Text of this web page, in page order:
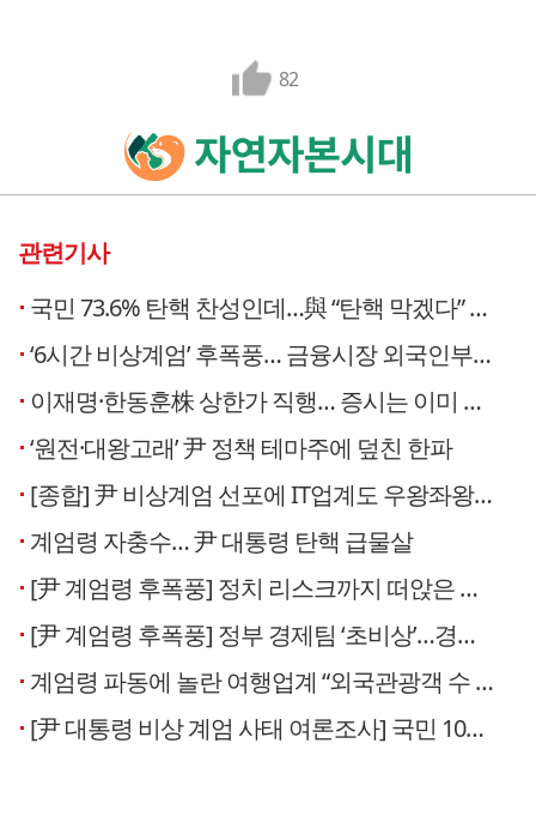
82
관련기사
국민 73.6% 탄핵 찬성인데…與 “탄핵 막겠다” vs 野 “반드시 할 것”
‘6시간 비상계엄’ 후폭풍… 금융시장 외국인부터 이탈
이재명·한동훈株 상한가 직행… 증시는 이미 탄핵정국
‘원전·대왕고래’ 尹 정책 테마주에 덮친 한파
[종합] 尹 비상계엄 선포에 IT업계도 우왕좌왕…온라인 접속 마비에 재택근무도
계엄령 자충수… 尹 대통령 탄핵 급물살
[尹 계엄령 후폭풍] 정치 리스크까지 떠앉은 환율…“1450원 도달 가능성”
[尹 계엄령 후폭풍] 정부 경제팀 ‘초비상’…경제살리기 현안도 ‘올 스톱’
계엄령 파동에 놀란 여행업계 “외국관광객 수 떨어질라”
[尹 대통령 비상 계엄 사태 여론조사] 국민 10명 중 7명 “탄핵 찬성”